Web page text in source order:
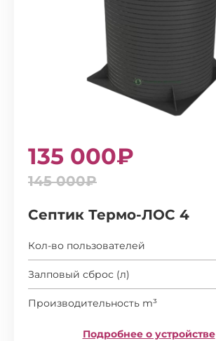
135 000₽
145 000₽
Септик Термо-ЛОС 4
Кол-во пользователей
Залповый сброс (л)
Производительность m³
Подробнее о устройстве